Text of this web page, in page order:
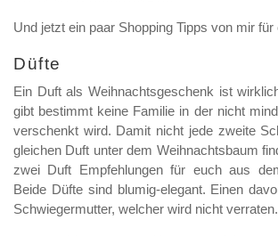
Und jetzt ein paar Shopping Tipps von mir für
Düfte
Ein Duft als Weihnachtsgeschenk ist
gibt bestimmt keine Familie in der nicht
verschenkt wird. Damit nicht jede zweite
gleichen Duft unter dem Weihnachtsbaum
zwei Duft Empfehlungen für euch aus
Beide Düfte sind blumig-elegant. Einen
Schwiegermutter, welcher wird nicht verraten.